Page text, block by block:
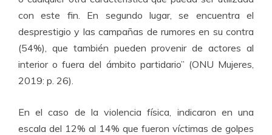
con este fin. En segundo lugar, se encuentra el
desprestigio y las campañas de rumores en su contra
(54%), que también pueden provenir de actores al
interior o fuera del ámbito partidario” (ONU Mujeres,
2019: p. 26).
En el caso de la violencia física, indicaron en una
escala del 12% al 14% que fueron víctimas de golpes